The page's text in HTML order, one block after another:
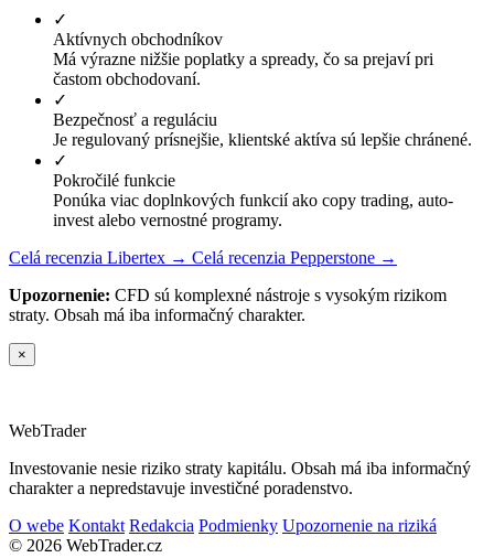
✓
Aktívnych obchodníkov
Má výrazne nižšie poplatky a spready, čo sa prejaví pri
častom obchodovaní.
✓
Bezpečnosť a reguláciu
Je regulovaný prísnejšie, klientské aktíva sú lepšie chránené.
✓
Pokročilé funkcie
Ponúka viac doplnkových funkcií ako copy trading, auto-
invest alebo vernostné programy.
Celá recenzia Libertex → Celá recenzia Pepperstone →
Upozornenie: CFD sú komplexné nástroje s vysokým rizikom
straty. Obsah má iba informačný charakter.
×
WebTrader
Investovanie nesie riziko straty kapitálu. Obsah má iba informačný
charakter a nepredstavuje investičné poradenstvo.
O webe Kontakt Redakcia Podmienky Upozornenie na riziká
© 2026 WebTrader.cz